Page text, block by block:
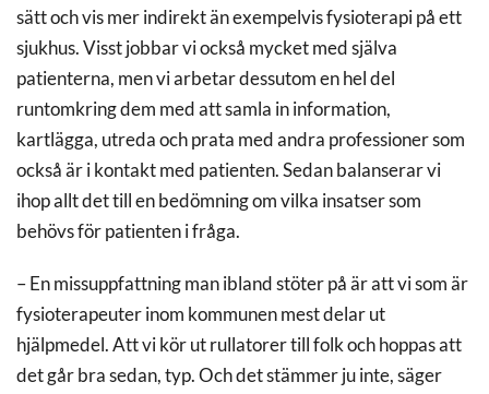
sätt och vis mer indirekt än exempelvis fysioterapi på ett
sjukhus. Visst jobbar vi också mycket med själva
patienterna, men vi arbetar dessutom en hel del
runtomkring dem med att samla in information,
kartlägga, utreda och prata med andra professioner som
också är i kontakt med patienten. Sedan balanserar vi
ihop allt det till en bedömning om vilka insatser som
behövs för patienten i fråga.
– En missuppfattning man ibland stöter på är att vi som är
fysioterapeuter inom kommunen mest delar ut
hjälpmedel. Att vi kör ut rullatorer till folk och hoppas att
det går bra sedan, typ. Och det stämmer ju inte, säger